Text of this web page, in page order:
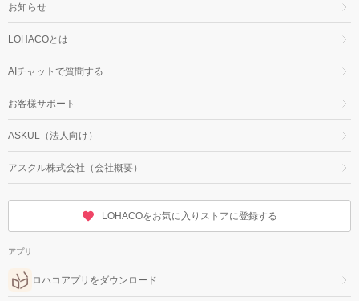
お知らせ
LOHACOとは
AIチャットで質問する
お客様サポート
ASKUL（法人向け）
アスクル株式会社（会社概要）
LOHACOをお気に入りストアに登録する
アプリ
ロハコアプリをダウンロード